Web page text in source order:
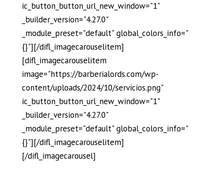
ic_button_button_url_new_window="1"
_builder_version="4.27.0"
_module_preset="default" global_colors_info="
{}"][/difl_imagecarouselitem]
[difl_imagecarouselitem
image="https://barberialords.com/wp-
content/uploads/2024/10/servicios.png"
ic_button_button_url_new_window="1"
_builder_version="4.27.0"
_module_preset="default" global_colors_info="
{}"][/difl_imagecarouselitem]
[/difl_imagecarousel]